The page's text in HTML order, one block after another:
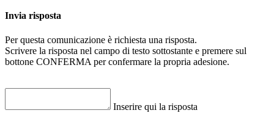
Invia risposta
Per questa comunicazione è richiesta una risposta.
Scrivere la risposta nel campo di testo sottostante e premere sul
bottone CONFERMA per confermare la propria adesione.
Inserire qui la risposta